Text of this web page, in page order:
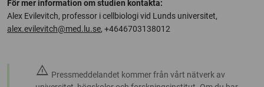
För mer information om studien kontakta:
Alex Evilevitch, professor i cellbiologi vid Lunds universitet,
alex.evilevitch@med.lu.se, +4646703138012
warning Pressmeddelandet kommer från vårt nätverk av